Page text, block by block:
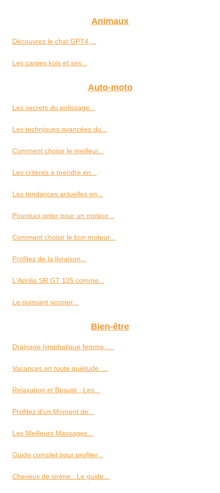
Animaux
Découvrez le chat GPT4,...
Les carpes kois et ses...
Auto-moto
Les secrets du polissage...
Les techniques avancées du...
Comment choisir le meilleur...
Les critères à prendre en...
Les tendances actuelles en...
Pourquoi opter pour un moteur...
Comment choisir le bon moteur...
Profitez de la livraison...
L'Aprilia SR GT 125 comme...
Le puissant scooter...
Bien-être
Drainage lymphatique femme :...
Vacances en toute quiétude :...
Relaxation et Beauté : Les...
Profitez d'un Moment de...
Les Meilleurs Massages...
Guide complet pour profiter...
Cheveux de sirène : Le guide...